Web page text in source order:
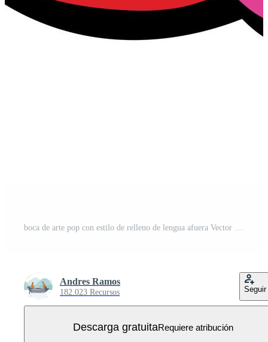
boca de arte pop con estilo de relleno de lengua afuera Vector Gratis
Andres Ramos
182.023 Recursos Seguir
Descarga gratuitaRequiere atribución